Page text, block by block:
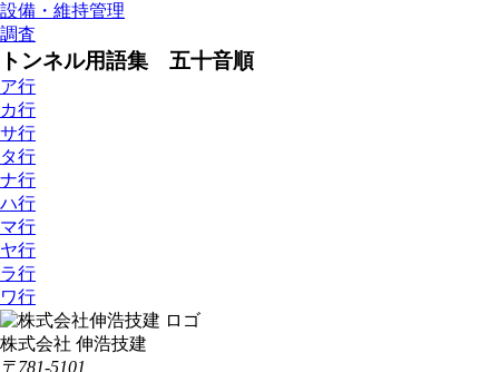
設備・維持管理
調査
トンネル用語集 五十音順
ア行
カ行
サ行
タ行
ナ行
ハ行
マ行
ヤ行
ラ行
ワ行
株式会社 伸浩技建
〒781-5101